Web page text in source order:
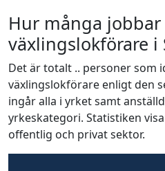
Hur många jobbar
växlingslokförare i
Det är totalt .. personer som
växlingslokförare enligt den
ingår alla i yrket samt
yrkeskategori. Statistiken
offentlig och privat sektor.